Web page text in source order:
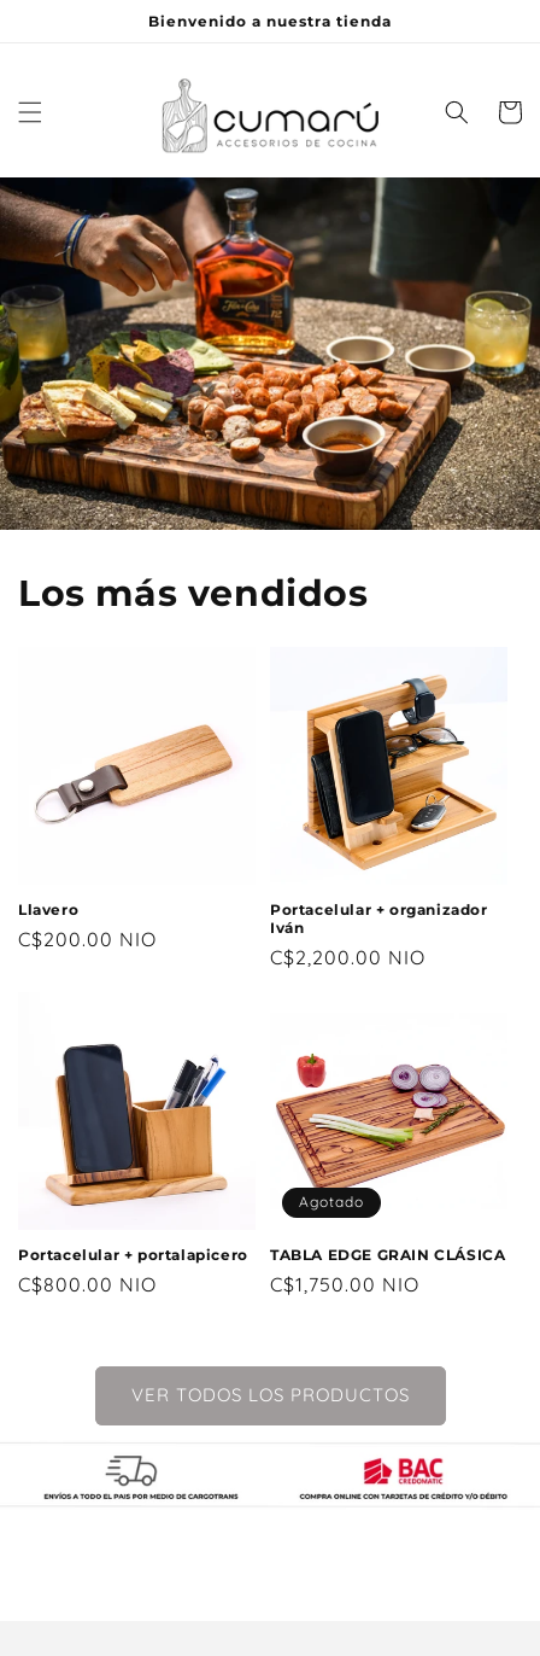
Bienvenido a nuestra tienda
Carrito
Los más vendidos
Llavero
Precio
C$200.00 NIO
Portacelular + organizador
Iván
Precio
C$2,200.00 NIO
Portacelular + portalapicero
Precio
C$800.00 NIO
Agotado
TABLA EDGE GRAIN CLÁSICA
Precio
C$1,750.00 NIO
VER TODOS LOS PRODUCTOS